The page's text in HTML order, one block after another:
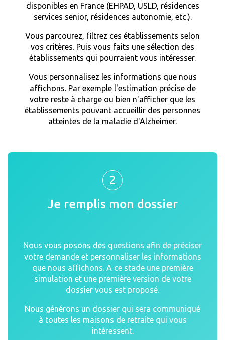
disponibles en France (EHPAD, USLD, résidences
services senior, résidences autonomie, etc.).
Vous parcourez, filtrez ces établissements selon
vos critères. Puis vous faits une sélection des
établissements qui pourraient vous intéresser.
Vous personnalisez les informations que nous
affichons. Par exemple l'estimation précise de
votre reste à charge ou bien n'afficher que les
établissements pouvant accueillir des personnes
atteintes de la maladie d'Alzheimer.
2
Je remplis mon dossier
Nous vous posons des questions afin de préciser
votre demande et personnaliser les informations
que nous affichons. A ce stade une première
simulation et une première version de votre
dossier vous est proposé.
Nous générons un dossier qui sera communiqué
à toutes les maisons de retraite qui vous
intéressent.